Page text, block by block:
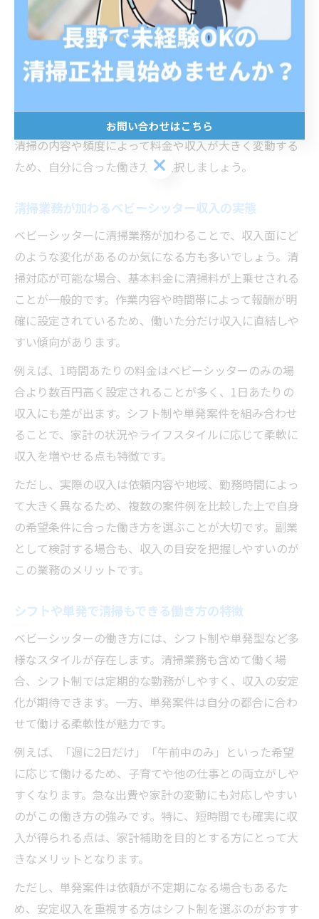
す。依頼内容によっては、清掃がメインとなる時間帯
や、シッティングと清掃を分けて行うパターンもありま
す。これにより、依頼者の生活スタイルや要望に合わせ
たサービス提供が可能となります。
「報酬体系」を事前に確認することが重要です。特に、
清掃の内容や頻度によって料金や収入が大きく変動する
ため、自分に合った働き方を選択しましょう。
清掃業務が加わるベビーシッター収入の実態
ベビーシッターに清掃業務が加わることで、収入面にど
のような変化があるのか気になる方も多いでしょう。清
掃対応が可能な場合、基本料金に清掃料が上乗せされる
ことが一般的です。作業内容や時間帯によって報酬が明
確に設定されているため、働いた分だけ収入に直結しや
すい傾向があります。
例えば、1時間あたりの料金はベビーシッターのみの場
合より数百円高く設定されることが多く、1日あたりの
収入にも差が出ます。シフト制や単発案件を組み合わせ
ることで、家計の状況やライフスタイルに応じて柔軟に
収入を増やせる点も特徴です。
ただし、実際の収入は依頼内容や地域、勤務時間によっ
て大きく異なるため、複数の案件例を比較した上で自身
の希望条件に合った働き方を選ぶことが大切です。副業
として検討する場合も、収入の目安を把握しやすいのが
この業務のメリットです。
シフトや単発で清掃もできる働き方の特徴
ベビーシッターの働き方には、シフト制や単発型など多
様なスタイルが存在します。清掃業務も含めて働く場
合、シフト制では定期的な勤務がしやすく、収入の安定
化が期待できます。一方、単発案件は自分の都合に合わ
せて働ける柔軟性が魅力です。
例えば、「週に2日だけ」「午前中のみ」といった希望
に応じて働けるため、子育てや他の仕事との両立がしや
すくなります。急な出費や家計の変動にも対応しやすい
のがこの働き方の強みです。特に、短時間でも確実に収
入が得られる点は、家計補助を目的とする方にとって大
きなメリットとなります。
ただし、単発案件は依頼が不定期になる場合もあるた
め、安定収入を重視する方はシフト制を選ぶのがおすす
お問い合わせはこちら
お問い合わせはこちら